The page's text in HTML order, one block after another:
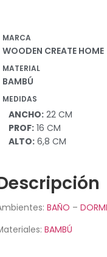
MARCA
WOODEN CREATE HOME
MATERIAL
BAMBÚ
MEDIDAS
ANCHO: 22 CM
PROF: 16 CM
ALTO: 6,8 CM
BAÑO –
BAMBÚ